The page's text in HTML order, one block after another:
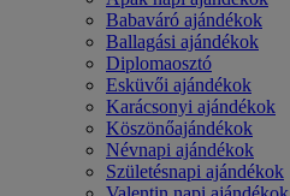
Babaváró ajándékok
Ballagási ajándékok
Diplomaosztó
Esküvői ajándékok
Karácsonyi ajándékok
Köszönőajándékok
Névnapi ajándékok
Születésnapi ajándékok